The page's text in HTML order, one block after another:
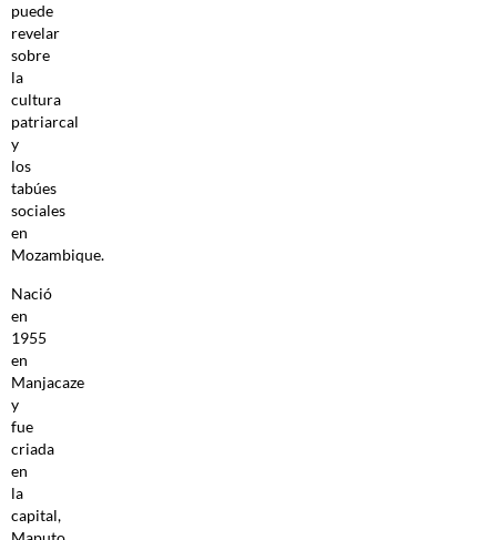
puede
revelar
sobre
la
cultura
patriarcal
y
los
tabúes
sociales
en
Mozambique.
Nació
en
1955
en
Manjacaze
y
fue
criada
en
la
capital,